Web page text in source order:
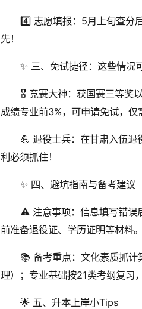
4️⃣ 志愿填报：5月上旬查分
先！
✨ 三、免试捷径：这些情况
🎖️ 竞赛大神：获国赛三等奖
成绩专业前3%，可申请免试，仅
💪 退役士兵：在甘肃入伍
利必须抓住！
✨ 四、避坑指南与备考建议
⚠️ 注意事项：信息填写错误
前准备退役证、学历证明等材料。
📚 备考重点：文化素质抓
理）；专业基础按21类考纲复习
🌟 五、升本上岸小Tips